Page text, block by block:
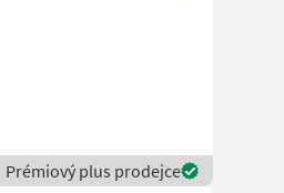
Prémiový plus prodejce